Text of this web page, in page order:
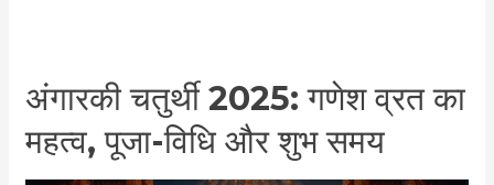
अंगारकी चतुर्थी 2025: गणेश व्रत का
महत्व, पूजा-विधि और शुभ समय
अंगारकी
चतुर्थी
2025: